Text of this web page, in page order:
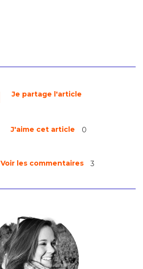
Je partage l'article
J'aime cet article 0
Voir les commentaires 3